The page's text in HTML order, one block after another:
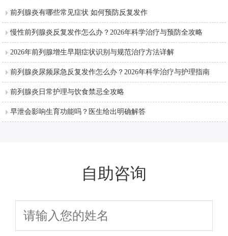
前列腺炎有哪些常见症状 如何预防反复发作
慢性前列腺炎反复发作怎么办？2026年科学治疗与预防全攻略
2026年前列腺增生早期症状识别与规范治疗方法详解
前列腺炎尿频尿急反复发作怎么办？2026年科学治疗与护理指南
前列腺炎日常护理与饮食禁忌全攻略
早泄会影响生育功能吗？医生给出明确解答
自助咨询